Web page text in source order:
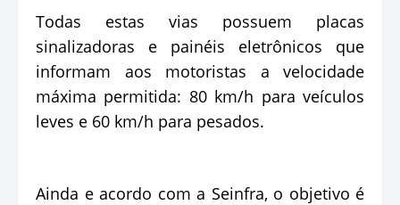
Todas estas vias possuem placas
sinalizadoras e painéis eletrônicos que
informam aos motoristas a velocidade
máxima permitida: 80 km/h para veículos
leves e 60 km/h para pesados.
Ainda e acordo com a Seinfra, o objetivo é